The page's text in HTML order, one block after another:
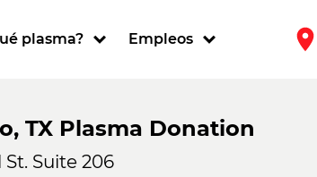
plasma? Empleos
TX Plasma Donation
Suite 206